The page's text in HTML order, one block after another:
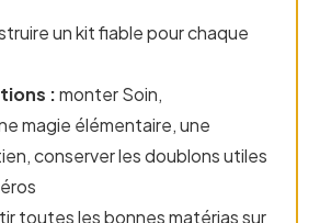
un kit fiable pour chaque
:monter Soin,
magie élémentaire, une
conserver les doublons utiles
toutes les bonnes matérias sur